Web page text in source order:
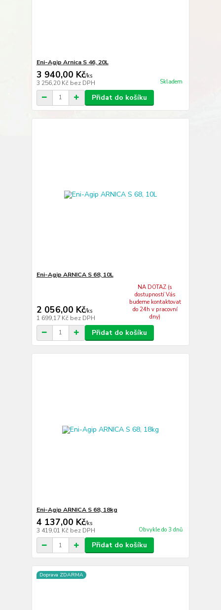
Eni-Agip Arnica S 46, 20L
3 940,00 Kč/ks
3 256,20 Kč bez DPH Skladem
Přidat do košíku
Eni-Agip ARNICA S 68, 10L
2 056,00 Kč/ks
1 699,17 Kč bez DPH
NA DOTAZ (s
dostupností Vás
budeme kontaktovat
do 24h v pracovní
dny)
Přidat do košíku
Eni-Agip ARNICA S 68, 18kg
4 137,00 Kč/ks
3 419,01 Kč bez DPH Obvykle do 3 dnů
Přidat do košíku
Doprava ZDARMA